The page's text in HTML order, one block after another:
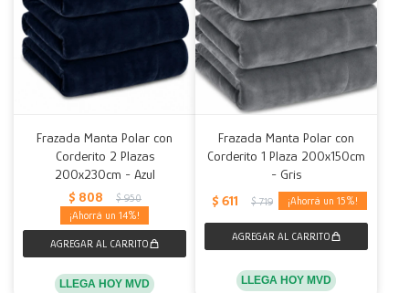
Frazada Manta Polar con
Corderito 2 Plazas
200x230cm - Azul
$ 808 $ 950
14
LLEGA HOY MVD
Frazada Manta Polar con
Corderito 1 Plaza 200x150cm
- Gris
$ 611 $ 719 15
LLEGA HOY MVD